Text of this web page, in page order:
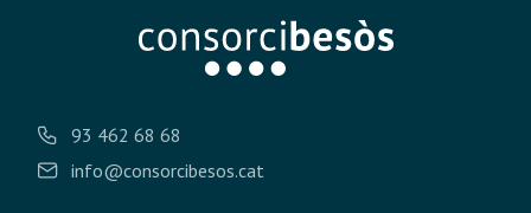
93 462 68 68
info@consorcibesos.cat